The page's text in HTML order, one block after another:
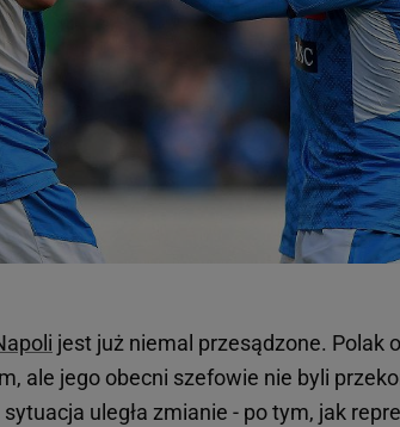
jest już niemal przesądzone. Polak
ale jego obecni szefowie nie byli
uległa zmianie - po tym, jak